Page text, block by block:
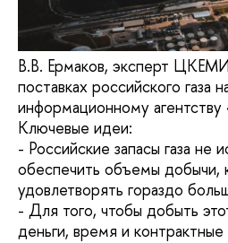
В.В. Ермаков, эксперт
поставках российского газа
информационному
Ключевые идеи:
- Российские запасы газа не
обеспечить объемы добычи,
удовлетворять гораздо
- Для того, чтобы добыть
деньги, время и контрактные